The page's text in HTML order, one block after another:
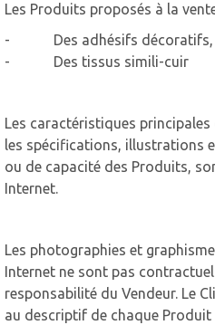
Les Produits proposés à la
- Des adhésifs décoratifs,
- Des tissus simili-cuir
Les caractéristiques
les spécifications, illustrations
ou de capacité des Produits,
Internet.
Les photographies et
Internet ne sont pas
responsabilité du Vendeur. Le
au descriptif de chaque